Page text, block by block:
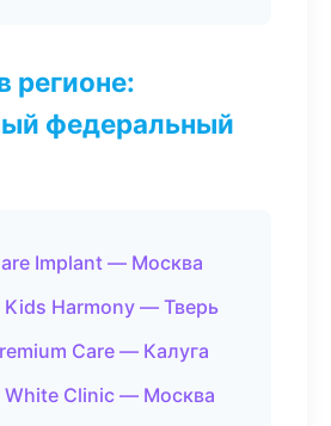
регионе:
федеральный
Implant — Москва
Kids Harmony — Тверь
Care — Калуга
White Clinic — Москва